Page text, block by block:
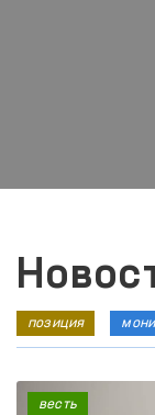
позиция
весть